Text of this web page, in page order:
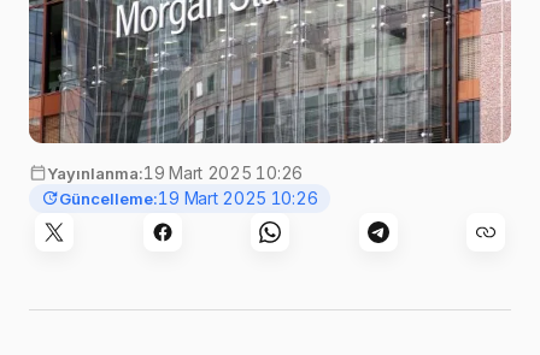
Yayınlanma:19 Mart 2025 10:26
Güncelleme:19 Mart 2025 10:26